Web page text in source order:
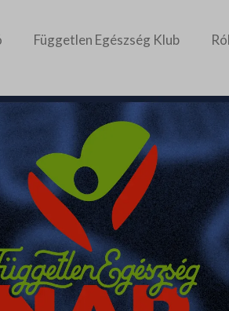
Független Egészség Klub